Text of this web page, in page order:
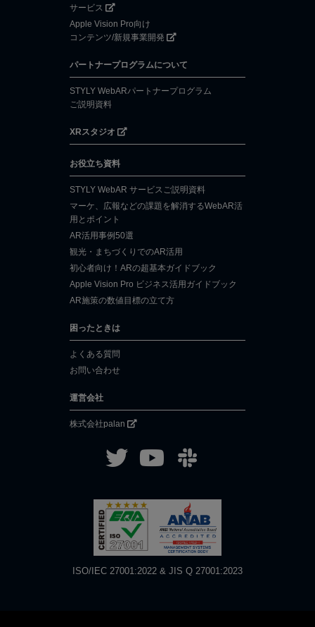
サービス
Apple Vision Pro向け
コンテンツ/新規事業開発
パートナープログラムについて
STYLY WebARパートナープログラム
ご説明資料
XRスタジオ
お役立ち資料
STYLY WebAR サービスご説明資料
マーケ、広報などの課題を解消するWebAR活
用とポイント
AR活用事例50選
観光・まちづくりでのAR活用
初心者向け！ARの超基本ガイドブック
Apple Vision Pro ビジネス活用ガイドブック
AR施策の数値目標の立て方
困ったときは
よくある質問
お問い合わせ
運営会社
株式会社palan
ISO/IEC 27001:2022 & JIS Q 27001:2023